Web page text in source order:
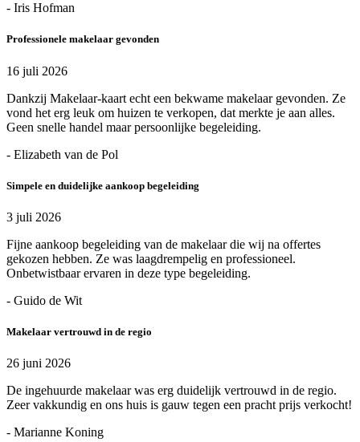
- Iris Hofman
Professionele makelaar gevonden
16 juli 2026
Dankzij Makelaar-kaart echt een bekwame makelaar gevonden. Ze
vond het erg leuk om huizen te verkopen, dat merkte je aan alles.
Geen snelle handel maar persoonlijke begeleiding.
- Elizabeth van de Pol
Simpele en duidelijke aankoop begeleiding
3 juli 2026
Fijne aankoop begeleiding van de makelaar die wij na offertes
gekozen hebben. Ze was laagdrempelig en professioneel.
Onbetwistbaar ervaren in deze type begeleiding.
- Guido de Wit
Makelaar vertrouwd in de regio
26 juni 2026
De ingehuurde makelaar was erg duidelijk vertrouwd in de regio.
Zeer vakkundig en ons huis is gauw tegen een pracht prijs verkocht!
- Marianne Koning